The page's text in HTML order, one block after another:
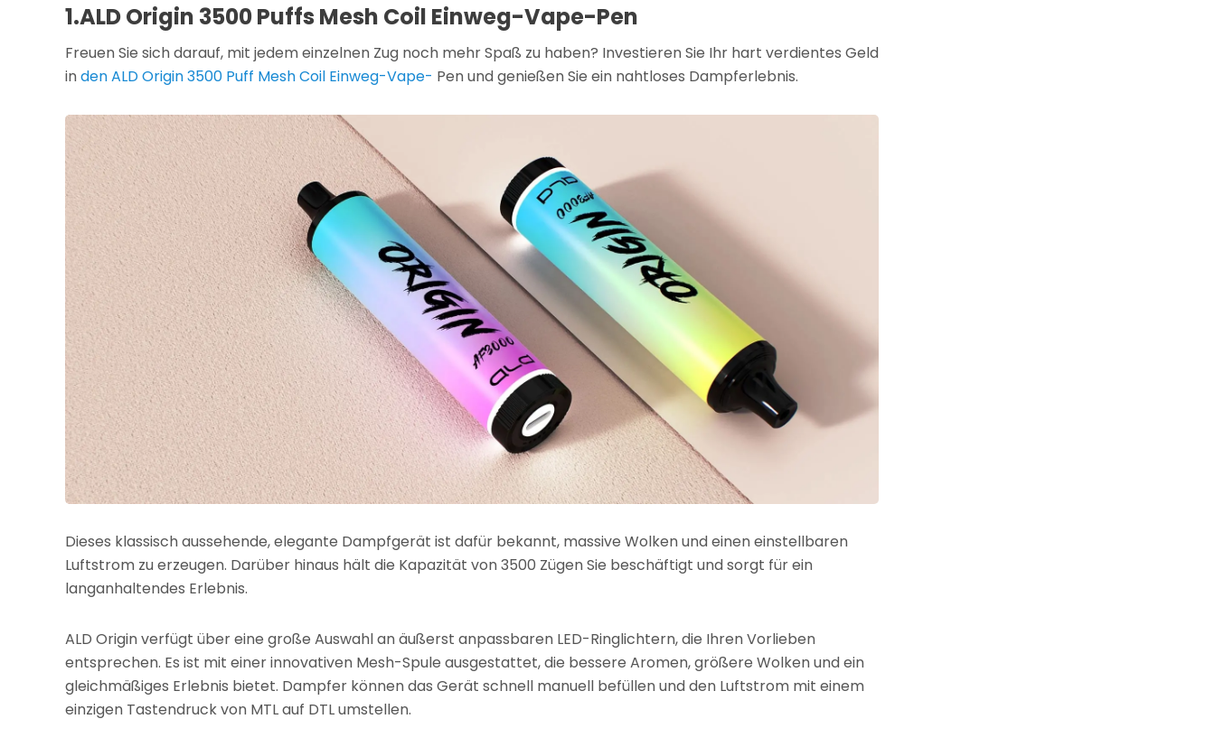
1.ALD Origin 3500 Puffs Mesh Coil Einweg-Vape-Pen
Freuen Sie sich darauf, mit jedem einzelnen Zug noch mehr Spaß zu haben? Investieren Sie Ihr hart verdientes Geld
inden ALD Origin 3500 Puff Mesh Coil Einweg-Vape- Pen und genießen Sie ein nahtloses Dampferlebnis.
Dieses klassisch aussehende, elegante Dampfgerät ist dafür bekannt, massive Wolken und einen einstellbaren
Luftstrom zu erzeugen. Darüber hinaus hält die Kapazität von 3500 Zügen Sie beschäftigt und sorgt für ein
langanhaltendes Erlebnis.
ALD Origin verfügt über eine große Auswahl an äußerst anpassbaren LED-Ringlichtern, die Ihren Vorlieben
entsprechen. Es ist mit einer innovativen Mesh-Spule ausgestattet, die bessere Aromen, größere Wolken und ein
gleichmäßiges Erlebnis bietet. Dampfer können das Gerät schnell manuell befüllen und den Luftstrom mit einem
einzigen Tastendruck von MTL auf DTL umstellen.